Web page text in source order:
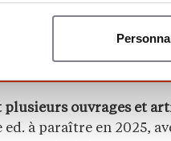
des écoles ?
sociaux
plusieurs ouvrages et
ed. à paraître en 2025,